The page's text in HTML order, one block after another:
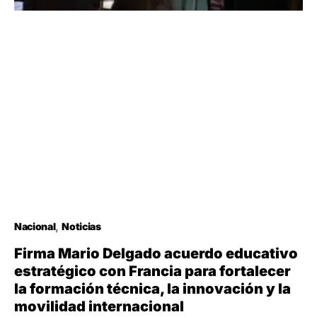
Nacional Noticias
Firma Mario Delgado acuerdo educativo
estratégico con Francia para fortalecer
la formación técnica, la innovación y la
movilidad internacional